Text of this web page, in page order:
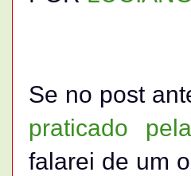
Se no post
praticado
falarei de um